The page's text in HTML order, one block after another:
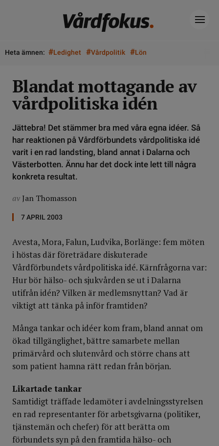
Heta ämnen: #Ledighet #Vårdpolitik #Lön
Blandat mottagande av
vårdpolitiska idén
Jättebra! Det stämmer bra med våra egna idéer. Så
har reaktionen på Vårdförbundets vårdpolitiska idé
varit i en rad landsting, bland annat i Dalarna och
Västerbotten. Ännu har det dock inte lett till några
konkreta resultat.
av Jan Thomasson
7 APRIL 2003
Avesta, Mora, Falun, Ludvika, Borlänge: fem möten
i höstas där företrädare diskuterade
Vårdförbundets vårdpolitiska idé. Kärnfrågorna var:
Hur bör hälso- och sjukvården se ut i Dalarna
utifrån idén? Vilken är medlemsnyttan? Vad är
viktigt att tänka på inför framtiden?
Många tankar och idéer kom fram, bland annat om
ökad tillgänglighet, bättre samarbete mellan
primärvård och slutenvård och större chans att
som patient hamna rätt redan från början.
Likartade tankar
Samtidigt träffade ledamöter i avdelningsstyrelsen
en rad representanter för arbetsgivarna (politiker,
tjänstemän och chefer) för att berätta om
förbundets syn på den framtida hälso- och